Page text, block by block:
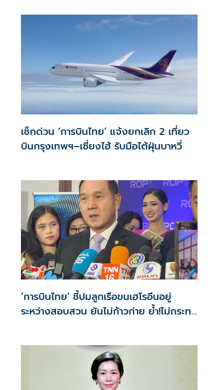
เช็กด่วน ‘การบินไทย’ แจ้งยกเลิก 2 เที่ยว
บินกรุงเทพฯ–เซี่ยงไฮ้ รับมือไต้ฝุ่นบาหวี่
‘การบินไทย’ ชี้ปมลูกเรือขนเฮโรอีนอยู่
ระหว่างสอบสวน ยันไม่ก้าวก่าย ย้ำ!ไม่กระทบ